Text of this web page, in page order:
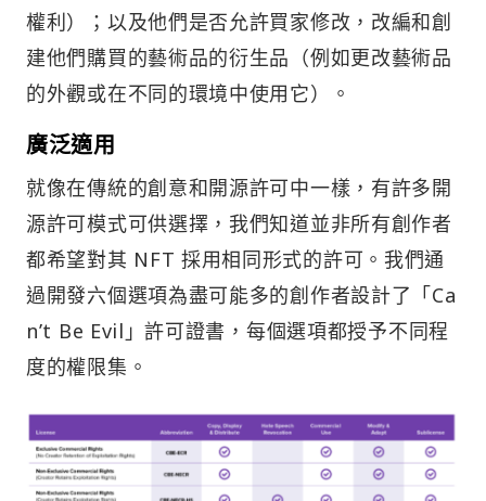
權利）；以及他們是否允許買家修改，改編和創
建他們購買的藝術品的衍生品（例如更改藝術品
的外觀或在不同的環境中使用它）。
廣泛適用
就像在傳統的創意和開源許可中一樣，有許多開
源許可模式可供選擇，我們知道並非所有創作者
都希望對其 NFT 採用相同形式的許可。我們通
過開發六個選項為盡可能多的創作者設計了「Ca
n’t Be Evil」許可證書，每個選項都授予不同程
度的權限集。